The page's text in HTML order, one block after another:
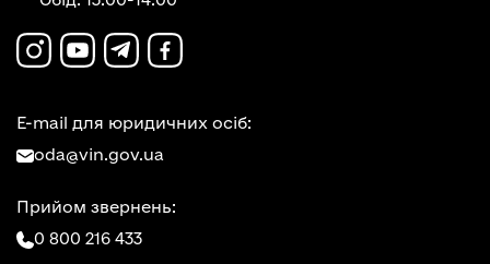
E-mail для юридичних осіб:
oda@vin.gov.ua
Прийом звернень:
0 800 216 433